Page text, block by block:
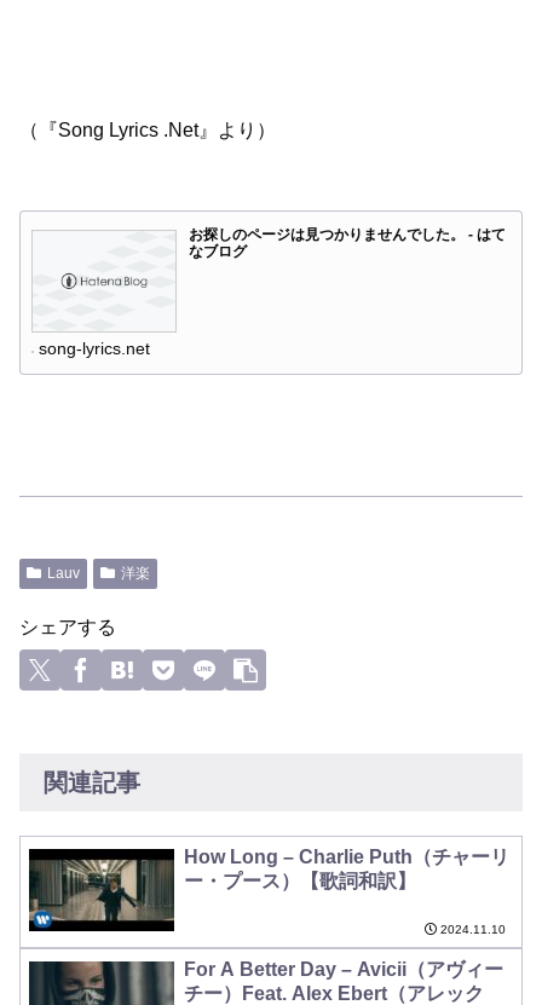
（『Song Lyrics .Net』より）
お探しのページは見つかりませんでした。 - はて
なブログ
song-lyrics.net
Lauv 洋楽
シェアする
関連記事
How Long – Charlie Puth（チャーリ
ー・プース）【歌詞和訳】
2024.11.10
For A Better Day – Avicii（アヴィー
チー）Feat. Alex Ebert（アレック